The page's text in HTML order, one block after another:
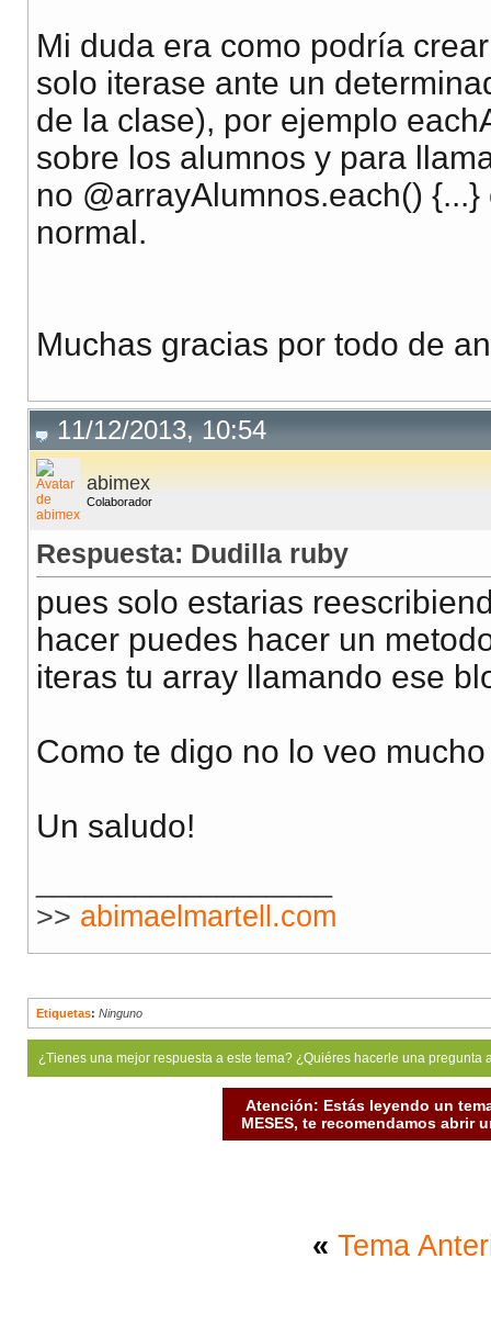
Mi duda era como podría
solo iterase ante un
de la clase), por ejemplo
sobre los alumnos y para
no @arrayAlumnos.each()
normal.
Muchas gracias por todo de
11/12/2013, 10:54
abimex
Colaborador
Respuesta: Dudilla ruby
pues solo estarias
hacer puedes hacer un
iteras tu array llamando ese
Como te digo no lo veo
Un saludo!
>> abimaelmartell.com
Etiquetas: Ninguno
¿Tienes una mejor respuesta a este tema? ¿Quiéres hacerle una
Atención: Estás leyendo un
MESES, te recomendamos abrir
« Tema